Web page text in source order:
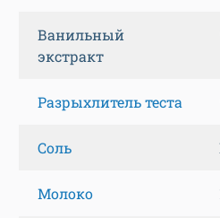
Ванильный
экстракт
Разрыхлитель теста
Соль
Молоко